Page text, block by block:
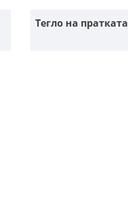
Тегло на пратката